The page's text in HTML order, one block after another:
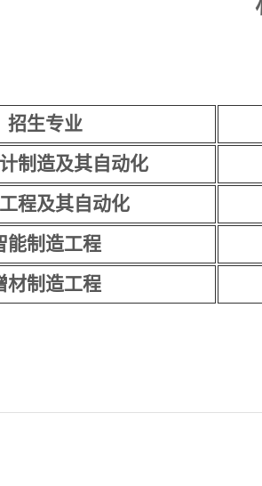
招生专业
制造及其自动化
程及其自动化
能制造工程
材制造工程